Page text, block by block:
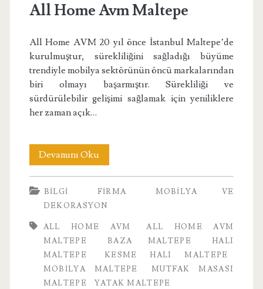
All Home Avm Maltepe
All Home AVM 20 yıl önce İstanbul Maltepe’de
kurulmuştur, sürekliliğini sağladığı büyüme
trendiyle mobilya sektörünün öncü markalarından
biri olmayı başarmıştır. Sürekliliği ve
sürdürülebilir gelişimi sağlamak için yeniliklere
her zaman açık…
Devamını OkuAll
Home
Avm
BILGI FIRMA
MOBILYA VE
DEKORASYON
ALL HOME AVM
ALL HOME AVM
MALTEPE
BAZA MALTEPE
HALI
MALTEPE
KESME HALI MALTEPE
MOBILYA MALTEPE
MUTFAK MASASI
MALTEPE
YATAK MALTEPE